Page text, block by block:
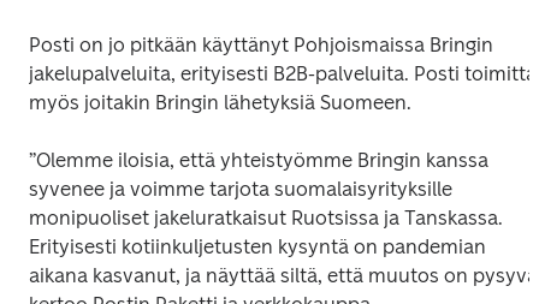
Posti on jo pitkään käyttänyt Pohjoismaissa Bringin
jakelupalveluita, erityisesti B2B-palveluita. Posti
myös joitakin Bringin lähetyksiä Suomeen.
”Olemme iloisia, että yhteistyömme Bringin kanssa
syvenee ja voimme tarjota suomalaisyrityksille
monipuoliset jakeluratkaisut Ruotsissa ja Tanskassa.
Erityisesti kotiinkuljetusten kysyntä on pandemian
aikana kasvanut, ja näyttää siltä, että muutos on